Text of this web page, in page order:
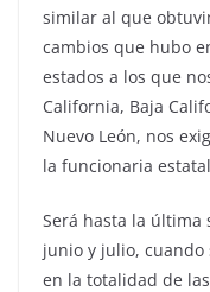
similar al que
cambios que hubo
estados a los que
California, Baja
Nuevo León, nos
la funcionaria
Será hasta la última
junio y julio, cuando
en la totalidad de